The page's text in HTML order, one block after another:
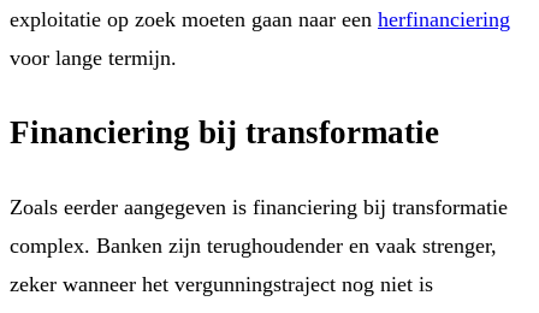
exploitatie op zoek moeten gaan naar een herfinanciering
voor lange termijn.
Financiering bij transformatie
Zoals eerder aangegeven is financiering bij transformatie
complex. Banken zijn terughoudender en vaak strenger,
zeker wanneer het vergunningstraject nog niet is